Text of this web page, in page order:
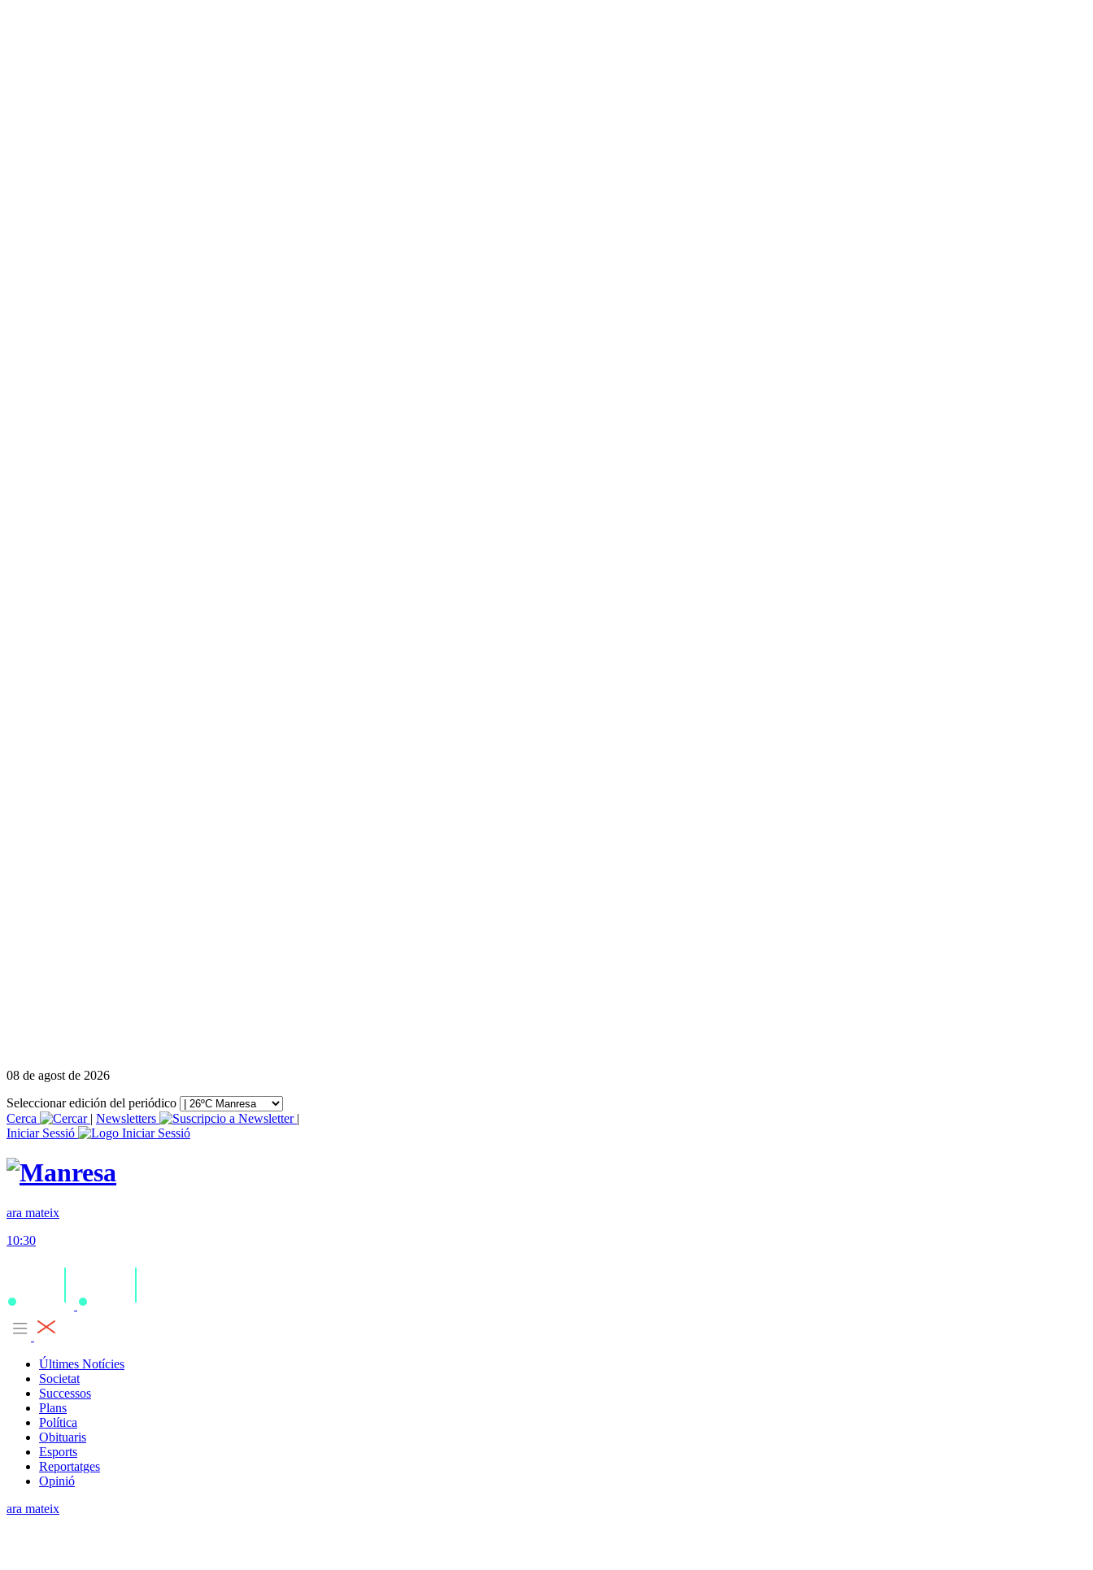
08 de agost de 2026
Seleccionar edición del periódico
Cerca
| Newsletters
|
Iniciar Sessió
ara mateix
10:30
Últimes Notícies
Societat
Successos
Plans
Política
Obituaris
Esports
Reportatges
Opinió
ara mateix